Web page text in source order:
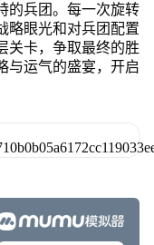
的兵团。每一次旋转
略眼光和对兵团配置
关卡，争取最终的胜
与运气的盛宴，开启